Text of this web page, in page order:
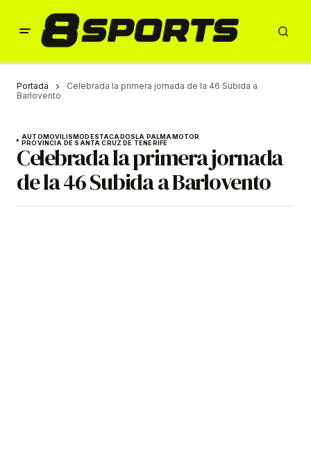
Portada
Celebrada la primera jornada de la 46 Subida a
Barlovento
AUTOMOVILISMODESTACADOSLA PALMAMOTOR
PROVINCIA DE SANTA CRUZ DE TENERIFE
Celebrada la primera jornada
de la 46 Subida a Barlovento